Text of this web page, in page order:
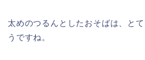
太めのつるんとしたおそばは、と
うですね。